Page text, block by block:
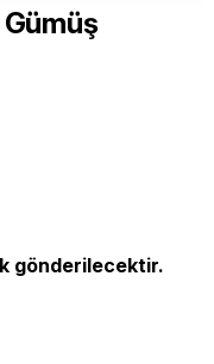
gönderilecektir.